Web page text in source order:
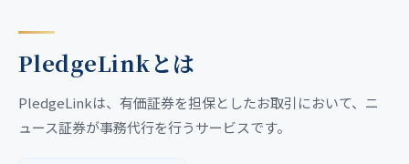
PledgeLinkとは
PledgeLinkは、有価証券を担保としたお取引において、ニ
ュース証券が事務代行を行うサービスです。